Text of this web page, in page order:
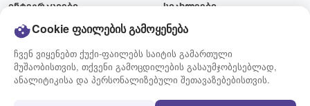
Cookie ფაილების გამოყენება
ჩვენ ვიყენებთ ქუქი-ფაილებს საიტის გამართული
მუშაობისთვის, თქვენი გამოცდილების გასაუმჯობესებლად,
ანალიტიკისა და პერსონალიზებული შეთავაზებებისთვის.
ინტეგრაციები
ტარიფები
მიწოდების გრაფიკი
სიახლეები
ბლოგი
ვაკანსიები
კონტაქტი